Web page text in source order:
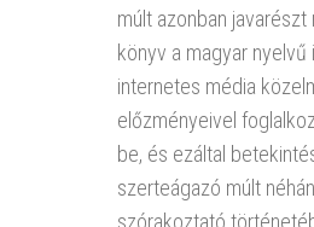
múlt azonban
könyv a magyar
internetes média
előzményeivel
be, és ezáltal
szerteágazó múlt
szórakoztató